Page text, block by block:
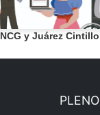
NCG y Juárez Cintillo
PLENO